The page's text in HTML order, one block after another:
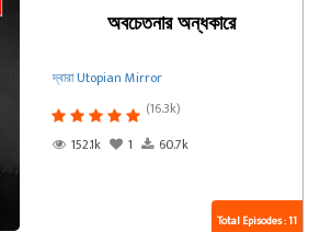
অবচেতনার অন্ধকারে
দ্বারা Utopian Mirror
(16.3k)
152.1k
1 60.7k
Total Episodes : 11